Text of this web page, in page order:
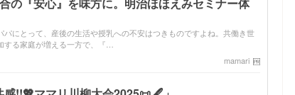
にとって、産後の生活や授乳への不安はつきものですよね。共働き世
る家庭が増える一方で、『…
mamari